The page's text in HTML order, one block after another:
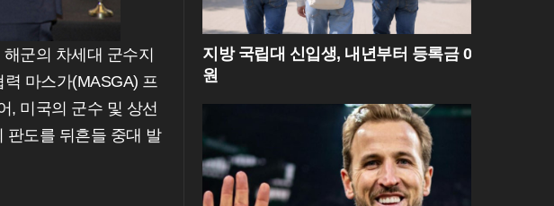
군의 차세대 군수지
마스가(MASGA) 프
, 미국의 군수 및 상선
판도를 뒤흔들 중대 발
지방 국립대 신입생, 내년부터 등록금 0
원